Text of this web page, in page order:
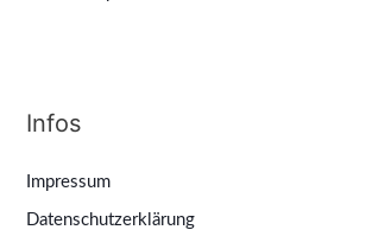
Infos
Impressum
Datenschutzerklärung